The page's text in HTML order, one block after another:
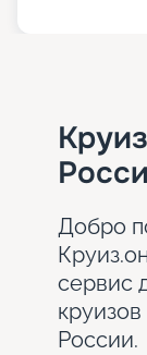
Добро
сервис
России.